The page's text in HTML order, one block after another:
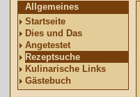
Allgemeines
Startseite
Dies und Das
Angetestet
Rezeptsuche
Kulinarische Links
Gästebuch